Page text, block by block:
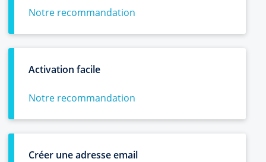
Notre recommandation
Activation facile
Notre recommandation
Créer une adresse email